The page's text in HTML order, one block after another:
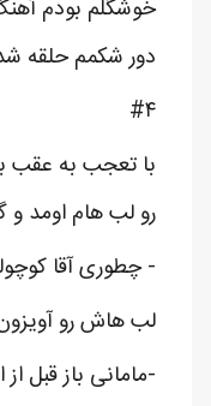
خوشگلم بودم
دور شکمم حلقه
#۴
با تعجب به عقب
رو لب هام اومد و
- چطوری آقا
لب هاش رو
-مامانی باز قبل